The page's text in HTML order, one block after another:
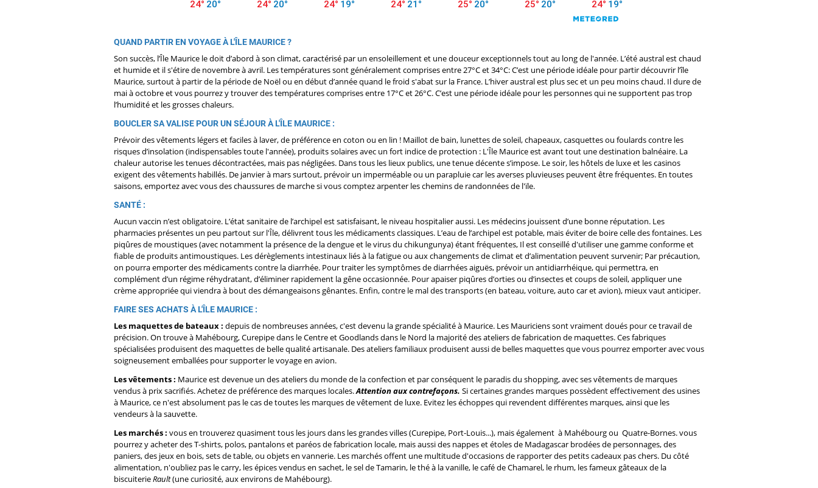
QUAND PARTIR EN VOYAGE À L'ÎLE MAURICE ?
Son succès, l’Île Maurice le doit d’abord à son climat, caractérisé par un ensoleillement et une douceur exceptionnels tout au long de l'année. L’été austral est chaud
et humide et il s'étire de novembre à avril. Les températures sont généralement comprises entre 27°C et 34°C: C’est une période idéale pour partir découvrir l’île
Maurice, surtout à partir de la période de Noël ou en début d’année quand le froid s'abat sur la France. L’hiver austral est plus sec et un peu moins chaud. Il dure de
mai à octobre et vous pourrez y trouver des températures comprises entre 17°C et 26°C. C’est une période idéale pour les personnes qui ne supportent pas trop
l’humidité et les grosses chaleurs.
BOUCLER SA VALISE POUR UN SÉJOUR À L'ÎLE MAURICE :
Prévoir des vêtements légers et faciles à laver, de préférence en coton ou en lin ! Maillot de bain, lunettes de soleil, chapeaux, casquettes ou foulards contre les
risques d’insolation (indispensables toute l'année), produits solaires avec un fort indice de protection : L'Île Maurice est avant tout une destination balnéaire. La
chaleur autorise les tenues décontractées, mais pas négligées. Dans tous les lieux publics, une tenue décente s’impose. Le soir, les hôtels de luxe et les casinos
exigent des vêtements habillés. De janvier à mars surtout, prévoir un imperméable ou un parapluie car les averses pluvieuses peuvent être fréquentes. En toutes
saisons, emportez avec vous des chaussures de marche si vous comptez arpenter les chemins de randonnées de l'ïle.
SANTÉ :
Aucun vaccin n’est obligatoire. L’état sanitaire de l’archipel est satisfaisant, le niveau hospitalier aussi. Les médecins jouissent d’une bonne réputation. Les
pharmacies présentes un peu partout sur l'Île, délivrent tous les médicaments classiques. L’eau de l’archipel est potable, mais éviter de boire celle des fontaines. Les
piqûres de moustiques (avec notamment la présence de la dengue et le virus du chikungunya) étant fréquentes, Il est conseillé d'utiliser une gamme conforme et
fiable de produits antimoustiques. Les dérèglements intestinaux liés à la fatigue ou aux changements de climat et d’alimentation peuvent survenir; Par précaution,
on pourra emporter des médicaments contre la diarrhée. Pour traiter les symptômes de diarrhées aiguës, prévoir un antidiarrhéique, qui permettra, en
complément d’un régime réhydratant, d’éliminer rapidement la gêne occasionnée. Pour apaiser piqûres d’orties ou d’insectes et coups de soleil, appliquer une
crème appropriée qui viendra à bout des démangeaisons gênantes. Enfin, contre le mal des transports (en bateau, voiture, auto car et avion), mieux vaut anticiper.
FAIRE SES ACHATS À L'ÎLE MAURICE :
Les maquettes de bateaux : depuis de nombreuses années, c'est devenu la grande spécialité à Maurice. Les Mauriciens sont vraiment doués pour ce travail de
précision. On trouve à Mahébourg, Curepipe dans le Centre et Goodlands dans le Nord la majorité des ateliers de fabrication de maquettes. Ces fabriques
spécialisées produisent des maquettes de belle qualité artisanale. Des ateliers familiaux produisent aussi de belles maquettes que vous pourrez emporter avec vous
soigneusement emballées pour supporter le voyage en avion.
Les vêtements : Maurice est devenue un des ateliers du monde de la confection et par conséquent le paradis du shopping, avec ses vêtements de marques
vendus à prix sacrifiés. Achetez de préférence des marques locales.Attention aux contrefaçons. Si certaines grandes marques possèdent effectivement des usines
à Maurice, ce n'est absolument pas le cas de toutes les marques de vêtement de luxe. Evitez les échoppes qui revendent différentes marques, ainsi que les
vendeurs à la sauvette.
Les marchés : vous en trouverez quasiment tous les jours dans les grandes villes (Curepipe, Port-Louis...), mais également à Mahébourg ou Quatre-Bornes. vous
pourrez y acheter des T-shirts, polos, pantalons et paréos de fabrication locale, mais aussi des nappes et étoles de Madagascar brodées de personnages, des
paniers, des jeux en bois, sets de table, ou objets en vannerie. Les marchés offent une multitude d'occasions de rapporter des petits cadeaux pas chers. Du côté
alimentation, n'oubliez pas le carry, les épices vendus en sachet, le sel de Tamarin, le thé à la vanille, le café de Chamarel, le rhum, les fameux gâteaux de la
biscuiterieRault(une curiosité, aux environs de Mahébourg).